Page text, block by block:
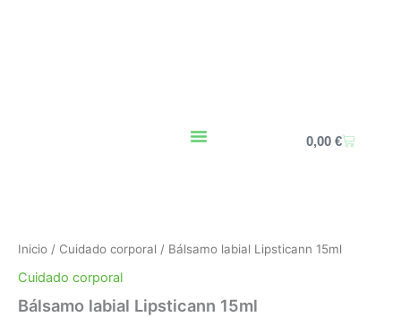
0,00€Carrito
Inicio / Cuidado corporal / Bálsamo labial Lipsticann 15ml
Cuidado corporal
Bálsamo labial Lipsticann 15ml
15ml
cantidad